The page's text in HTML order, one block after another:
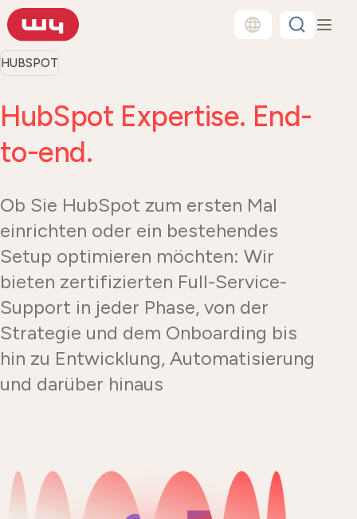
HUBSPOT
HubSpot Expertise. End-
to-end.
Ob Sie HubSpot zum ersten Mal
einrichten oder ein bestehendes
Setup optimieren möchten: Wir
bieten zertifizierten Full-Service-
Support in jeder Phase, von der
Strategie und dem Onboarding bis
hin zu Entwicklung, Automatisierung
und darüber hinaus